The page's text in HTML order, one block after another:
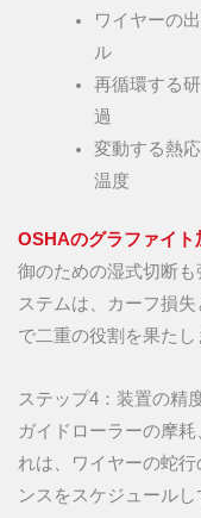
ワイヤーの
ル
再循環する
過
変動する熱
温度
OSHAのグラファイト
御のための湿式切断
ステムは、カーフ損
で二重の役割を果たし
ステップ4：装置の精
ガイドローラーの摩
れは、ワイヤーの蛇
ンスをスケジュールし